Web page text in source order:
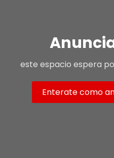
este espacio espera
Enterate como